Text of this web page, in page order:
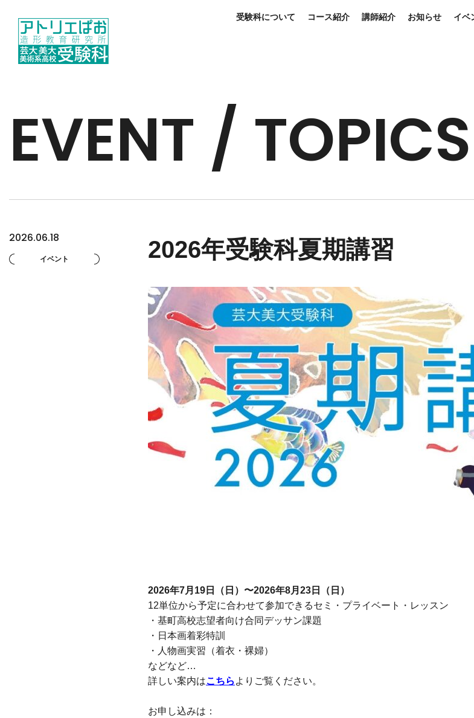
受験科について コース紹介 講師紹介 お知らせ イベ
EVENT / TOPICS
2026.06.18
イベント 2026年受験科夏期講習
2026年7月19日（日）〜2026年8月23日（日）
12単位から予定に合わせて参加できるセミ・プライベート・レッスン
・基町高校志望者向け合同デッサン課題
・日本画着彩特訓
・人物画実習（着衣・裸婦）
などなど…
詳しい案内はこちら よりご覧ください。
お申し込みは：